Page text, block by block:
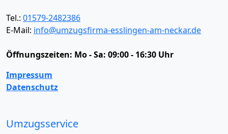
Tel.: 01579-2482386
E-Mail: info@umzugsfirma-esslingen-am-neckar.de
Öffnungszeiten: Mo - Sa: 09:00 - 16:30 Uhr
Impressum
Datenschutz
Umzugsservice